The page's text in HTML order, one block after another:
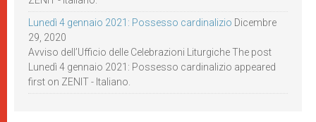
Lunedì 4 gennaio 2021: Possesso cardinalizio Dicembre
29, 2020
Avviso dell’Ufficio delle Celebrazioni Liturgiche The post
Lunedì 4 gennaio 2021: Possesso cardinalizio appeared
first on ZENIT - Italiano.